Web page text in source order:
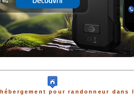
pour randonneur dans